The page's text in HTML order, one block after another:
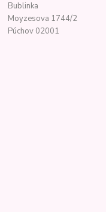
Bublinka
Moyzesova 1744/2
Púchov 02001